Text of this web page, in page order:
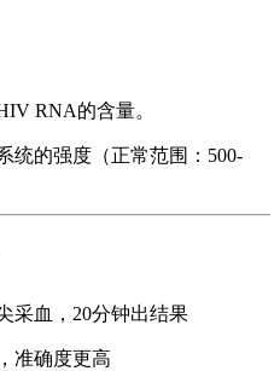
RNA的含量。
统的强度（正常范围：500-
采血，20分钟出结果
准确度更高